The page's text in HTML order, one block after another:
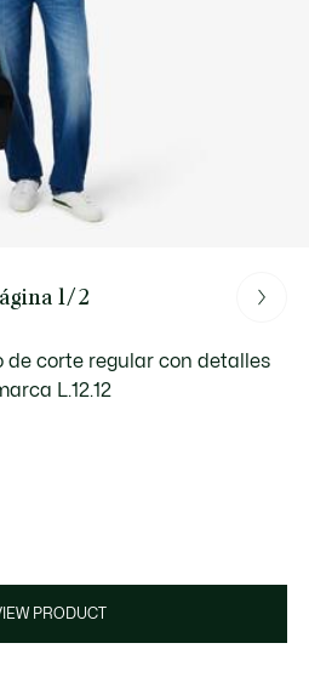
1/2
de corte regular con detalles
L.12.12
PRODUCT